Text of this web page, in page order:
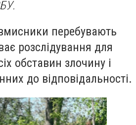
перебувають
розслідування для
обставин злочину і
до відповідальності.